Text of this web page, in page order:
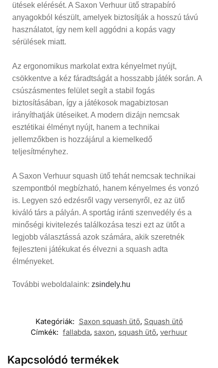
ütések elérését. A Saxon Verhuur ütő strapabíró
anyagokból készült, amelyek biztosítják a hosszú távú
használatot, így nem kell aggódni a kopás vagy
sérülések miatt.
Az ergonomikus markolat extra kényelmet nyújt,
csökkentve a kéz fáradtságát a hosszabb játék során. A
csúszásmentes felület segít a stabil fogás
biztosításában, így a játékosok magabiztosan
irányíthatják ütéseiket. A modern dizájn nemcsak
esztétikai élményt nyújt, hanem a technikai
jellemzőkben is hozzájárul a kiemelkedő
teljesítményhez.
A Saxon Verhuur squash ütő tehát nemcsak technikai
szempontból megbízható, hanem kényelmes és vonzó
is. Legyen szó edzésről vagy versenyről, ez az ütő
kiváló társ a pályán. A sportág iránti szenvedély és a
minőségi kivitelezés találkozása teszi ezt az ütőt a
legjobb választássá azok számára, akik szeretnék
fejleszteni játékukat és élvezni a squash adta
élményeket.
További weboldalaink: zsindely.hu
Kategóriák: Saxon squash ütő, Squash ütő
Címkék: fallabda, saxon, squash ütő, verhuur
Kapcsolódó termékek